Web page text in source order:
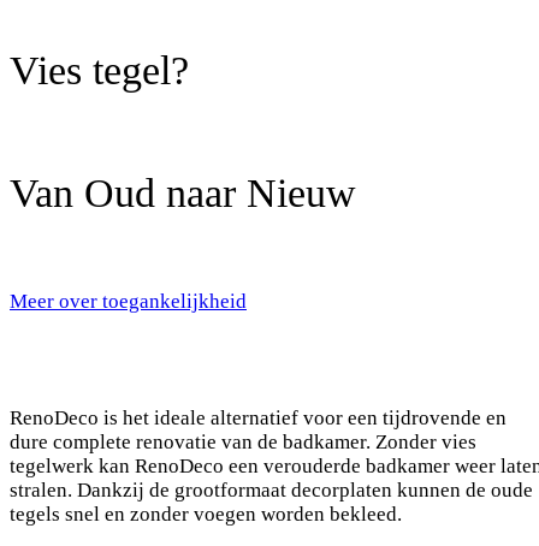
Vies tegel?
Van Oud naar Nieuw
Meer over toegankelijkheid
RenoDeco is het ideale alternatief voor een tijdrovende en
dure complete renovatie van de badkamer. Zonder vies
tegelwerk kan RenoDeco een verouderde badkamer weer
stralen. Dankzij de grootformaat decorplaten kunnen de oude
tegels snel en zonder voegen worden bekleed.